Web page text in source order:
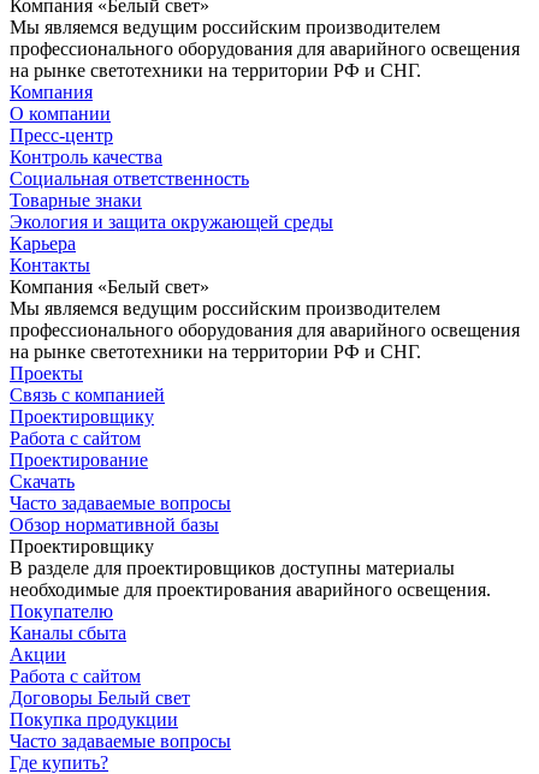
Компания «Белый свет»
Мы являемся ведущим российским производителем
профессионального оборудования для аварийного освещения
на рынке светотехники на территории РФ и СНГ.
Компания
О компании
Пресс-центр
Контроль качества
Социальная ответственность
Товарные знаки
Экология и защита окружающей среды
Карьера
Контакты
Компания «Белый свет»
Мы являемся ведущим российским производителем
профессионального оборудования для аварийного освещения
на рынке светотехники на территории РФ и СНГ.
Проекты
Связь с компанией
Проектировщику
Работа с сайтом
Проектирование
Скачать
Часто задаваемые вопросы
Обзор нормативной базы
Проектировщику
В разделе для проектировщиков доступны материалы
необходимые для проектирования аварийного освещения.
Покупателю
Каналы сбыта
Акции
Работа с сайтом
Договоры Белый свет
Покупка продукции
Часто задаваемые вопросы
Где купить?